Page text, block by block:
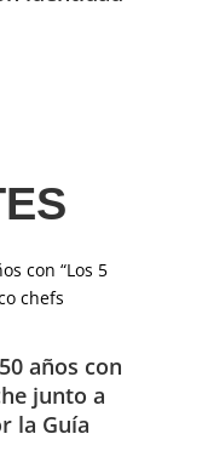
años con
junto a
la Guía